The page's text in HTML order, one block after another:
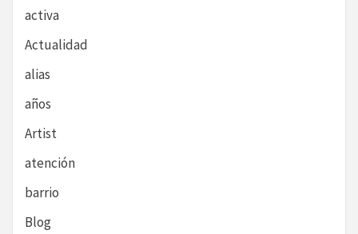
activa
Actualidad
alias
años
Artist
atención
barrio
Blog